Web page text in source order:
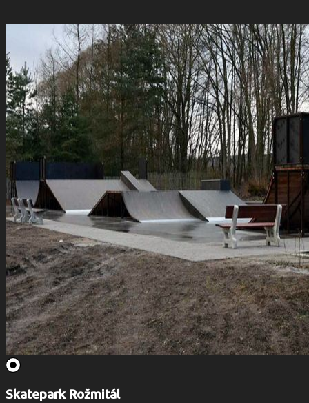
Skatepark Rožmitál